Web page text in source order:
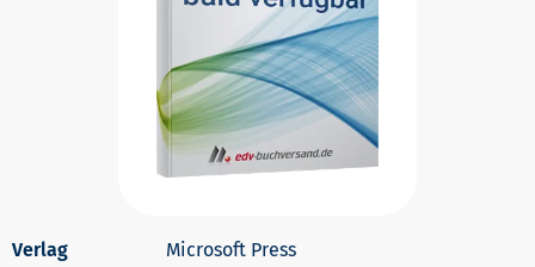
Microsoft Press